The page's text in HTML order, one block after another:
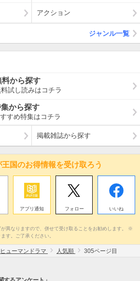
アクション
ジャンル一覧
料から探す
試し読みはコチラ
から探す
すめ特集はコチラ
掲載雑誌から探す
王国のお得情報を受け取ろう
アプリ通知 フォロー いいね
異なりますので、併せて受け取ることをお勧めします。 ※
す。ご了承ください。
ヒューマンドラマ 人気順 305ページ目